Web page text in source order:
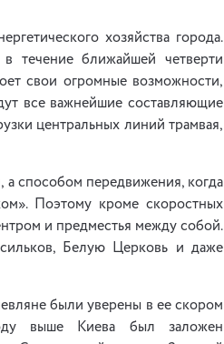
хозяйства города.
течение ближайшей четверти
свои огромные возможности,
все важнейшие составляющие
центральных линий трамвая,
способом передвижения, когда
Поэтому кроме скоростных
и предместья между собой.
Белую Церковь и даже
были уверены в ее скором
выше Киева был заложен